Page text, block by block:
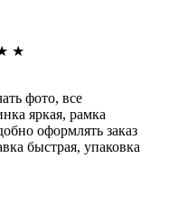
★
фото, все
яркая, рамка
оформлять заказ
быстрая, упаковка